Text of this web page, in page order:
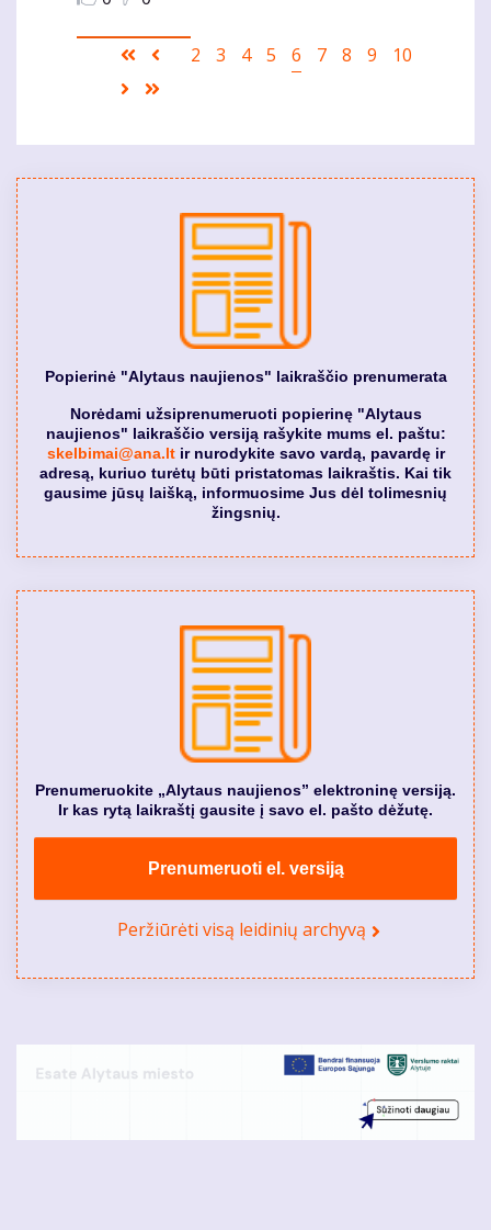
Pagination
First
page
Ankstesnis
Puslapis
2 Puslapis
3 Puslapis
4 Puslapis
5
Current
6 Puslapis
7 Puslapis
8 Puslapis
9 Puslapis
10
Sekantis
Popierinė "Alytaus naujienos" laikraščio prenumerata
Norėdami užsiprenumeruoti popierinę "Alytaus
naujienos" laikraščio versiją rašykite mums el. paštu:
skelbimai@ana.ltir nurodykite savo vardą, pavardę ir
adresą, kuriuo turėtų būti pristatomas laikraštis. Kai tik
gausime jūsų laišką, informuosime Jus dėl tolimesnių
žingsnių.
Prenumeruokite „Alytaus naujienos” elektroninę versiją.
Ir kas rytą laikraštį gausite į savo el. pašto dėžutę.
Prenumeruoti el. versiją
Peržiūrėti visą leidinių archyvą